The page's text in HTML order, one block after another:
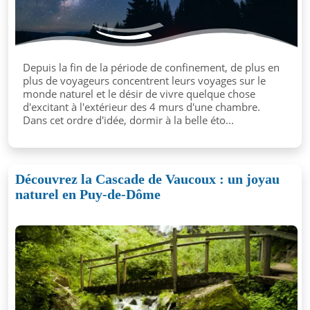
Depuis la fin de la période de confinement, de plus en
plus de voyageurs concentrent leurs voyages sur le
monde naturel et le désir de vivre quelque chose
d'excitant à l'extérieur des 4 murs d'une chambre.
Dans cet ordre d'idée, dormir à la belle éto...
Découvrez la Cascade de Vaucoux : un joyau
naturel en Puy-de-Dôme